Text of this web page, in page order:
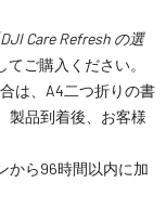
DJI Care Refresh の選
てご購入ください。
は、A4二つ折りの書
製品到着後、お客様
から96時間以内に加